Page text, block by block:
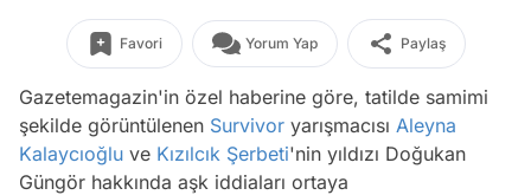
Favori Yorum Yap Paylaş
Gazetemagazin'in özel haberine göre, tatilde samimi
şekilde görüntülenen Survivor yarışmacısı Aleyna
Kalaycıoğlu ve Kızılcık Şerbeti'nin yıldızı Doğukan
Güngör hakkında aşk iddiaları ortaya